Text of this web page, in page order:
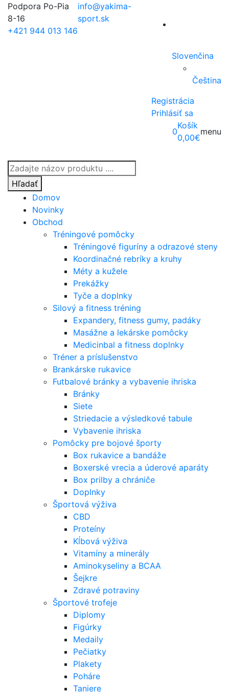
Podpora Po-Pia
8-16
+421 944 013 146
info@yakima-
sport.sk
Slovenčina
Čeština
Registrácia
Prihlásiť sa
Products
search
Hľadať
0
Košík
0,00€
menu
Domov
Novinky
Obchod
Tréningové pomôcky
Tréningové figuríny a odrazové steny
Koordinačné rebríky a kruhy
Méty a kužele
Prekážky
Tyče a doplnky
Silový a fitness tréning
Expandery, fitness gumy, padáky
Masážne a lekárske pomôcky
Medicinbal a fitness doplnky
Tréner a príslušenstvo
Brankárske rukavice
Futbalové bránky a vybavenie ihriska
Bránky
Siete
Striedacie a výsledkové tabule
Vybavenie ihriska
Pomôcky pre bojové športy
Box rukavice a bandáže
Boxerské vrecia a úderové aparáty
Box prilby a chrániče
Doplnky
Športová výživa
CBD
Proteíny
Kĺbová výživa
Vitamíny a minerály
Aminokyseliny a BCAA
Šejkre
Zdravé potraviny
Športové trofeje
Diplomy
Figúrky
Medaily
Pečiatky
Plakety
Poháre
Taniere